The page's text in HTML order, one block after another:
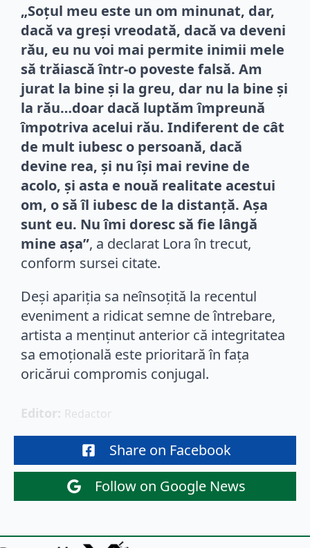
„Soţul meu este un om minunat, dar,
dacă va greşi vreodată, dacă va deveni
rău, eu nu voi mai permite inimii mele
să trăiască într-o poveste falsă. Am
jurat la bine şi la greu, dar nu la bine şi
la rău…doar dacă luptăm împreună
împotriva acelui rău. Indiferent de cât
de mult iubesc o persoană, dacă
devine rea, şi nu îşi mai revine de
acolo, şi asta e nouă realitate acestui
om, o să îl iubesc de la distanţă. Aşa
sunt eu. Nu îmi doresc să fie lângă
mine aşa”, a declarat Lora în trecut,
conform sursei citate.
Deși apariția sa neînsoțită la recentul
eveniment a ridicat semne de întrebare,
artista a menținut anterior că integritatea
sa emoțională este prioritară în fața
oricărui compromis conjugal.
Editor: Redactor
Share on Facebook
Follow on Google News